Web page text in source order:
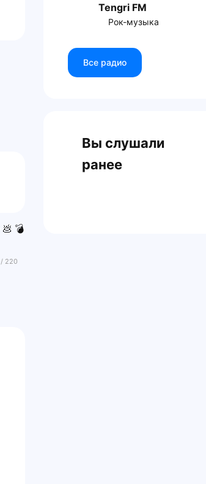
💩 💣
Tengri FM
Рок-музыка
Все радио
Вы слушали
ранее